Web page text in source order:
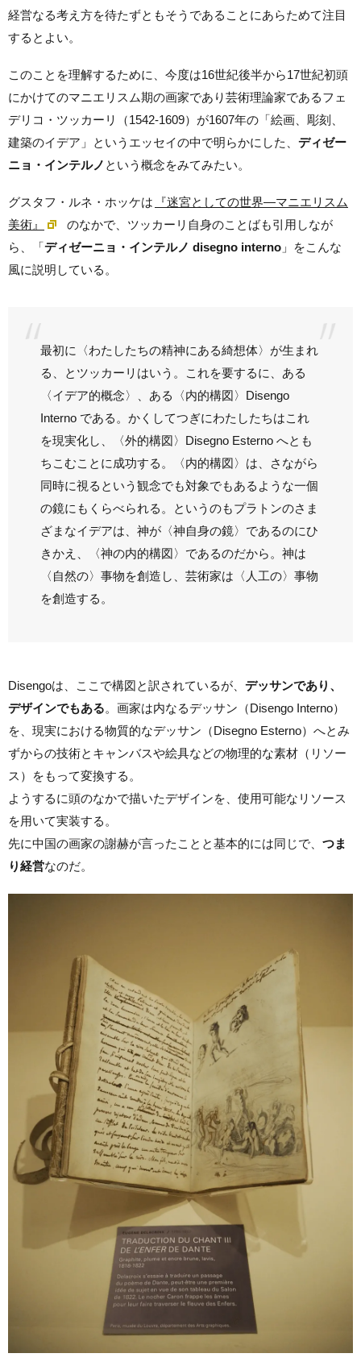
経営なる考え方を待たずともそうであることにあらためて注目
するとよい。
このことを理解するために、今度は16世紀後半から17世紀初頭
にかけてのマニエリスム期の画家であり芸術理論家であるフェ
デリコ・ツッカーリ（1542-1609）が1607年の「絵画、彫刻、
建築のイデア」というエッセイの中で明らかにした、 ディゼー
ニョ・インテルノ という概念をみてみたい。
グスタフ・ルネ・ホッケは
『迷宮としての世界―マニエリスム
美術』
のなかで、ツッカーリ自身のことばも引用しなが
ら、「ディゼーニョ・インテルノ disegno interno 」をこんな
風に説明している。
最初に〈わたしたちの精神にある綺想体〉が生まれ
る、とツッカーリはいう。これを要するに、ある
〈イデア的概念〉、ある〈内的構図〉Disengo
Interno である。かくしてつぎにわたしたちはこれ
を現実化し、〈外的構図〉Disegno Esterno へとも
ちこむことに成功する。〈内的構図〉は、さながら
同時に視るという観念でも対象でもあるような一個
の鏡にもくらべられる。というのもプラトンのさま
ざまなイデアは、神が〈神自身の鏡〉であるのにひ
きかえ、〈神の内的構図〉であるのだから。神は
〈自然の〉事物を創造し、芸術家は〈人工の〉事物
を創造する。
Disengoは、ここで構図と訳されているが、 デッサンであり、
デザインでもある。画家は内なるデッサン（Disengo Interno）
を、現実における物質的なデッサン（Disegno Esterno）へとみ
ずからの技術とキャンバスや絵具などの物理的な素材（リソー
ス）をもって変換する。
ようするに頭のなかで描いたデザインを、使用可能なリソース
を用いて実装する。
先に中国の画家の謝赫が言ったことと基本的には同じで、 つま
り経営なのだ。